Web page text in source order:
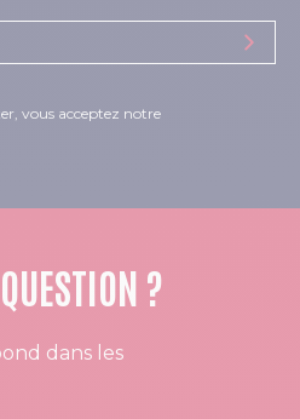
vous acceptez notre
?
dans les